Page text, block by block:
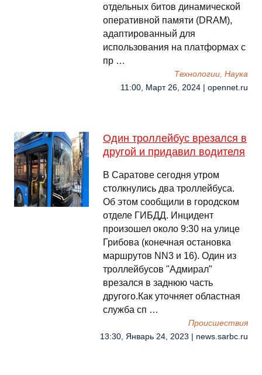
отдельных битов динамической
оперативной памяти (DRAM),
адаптированный для
использования на платформах с
пр …
Технологии, Наука
11:00, Март 26, 2024 | opennet.ru
Один троллейбус врезался в
другой и придавил водителя
В Саратове сегодня утром
столкнулись два троллейбуса.
Об этом сообщили в городском
отделе ГИБДД. Инцидент
произошел около 9:30 на улице
Грибова (конечная остановка
маршрутов NN3 и 16). Один из
троллейбусов "Адмирал"
врезался в заднюю часть
другого.Как уточняет областная
служба сп …
Происшествия
13:30, Январь 24, 2023 | news.sarbc.ru